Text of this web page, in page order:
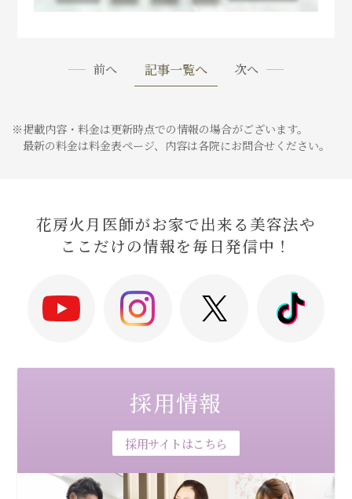
前へ 記事一覧へ 次へ
※掲載内容・料金は更新時点での情報の場合がございます。
最新の料金は料金表ページ、内容は各院にお問合せください。
花房火月医師がお家で出来る美容法や
ここだけの情報を毎日発信中！
採用情報
採用サイトはこちら